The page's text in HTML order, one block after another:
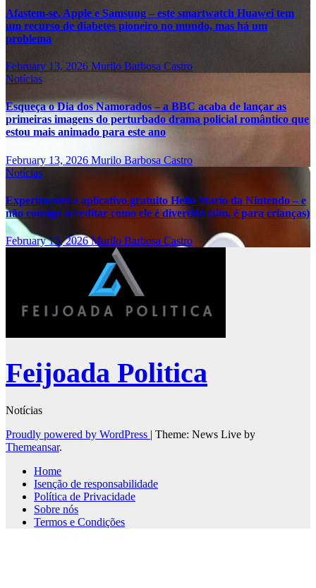
Afastem-se, Apple e Samsung – este smartwatch Huawei tem
um recurso de diabetes pioneiro no mundo, mas há um
problema
February 13, 2026 Murilo Barbosa Castro
Notícias
Esqueça o Dia dos Namorados – a BBC acaba de lançar as
primeiras imagens do perturbado drama policial romântico que
estou mais animado para este ano
February 13, 2026 Murilo Barbosa Castro
Notícias
Experimentei o aplicativo gratuito Hello Mario da Nintendo – e
não consigo acreditar como ele é divertido (sim, é para crianças)
February 13, 2026Murilo Barbosa Castro
Feijoada Politica
Notícias
Proudly powered by WordPress | Theme: News Live by
Themeansar.
Home
Isenção de responsabilidade
Política de Privacidade
Sobre nós
Termos e Condições